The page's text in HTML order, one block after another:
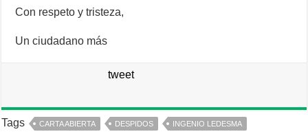
Con respeto y tristeza,
Un ciudadano más
tweet
Tags CARTA ABIERTA DESPIDOS INGENIO LEDESMA